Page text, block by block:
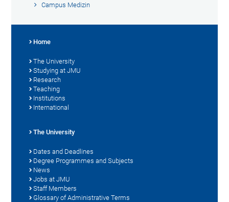
Campus Medizin
Home
The University
Studying at JMU
Research
Teaching
Institutions
International
The University
Dates and Deadlines
Degree Programmes and Subjects
News
Jobs at JMU
Staff Members
Glossary of Administrative Terms